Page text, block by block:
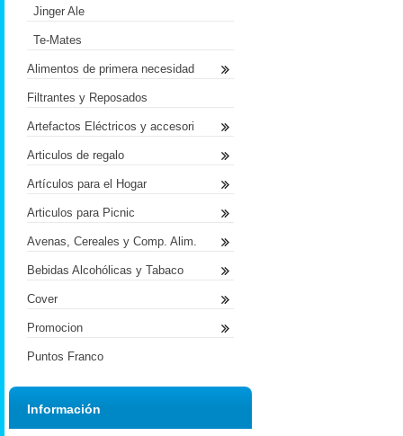
Jinger Ale
Te-Mates
Alimentos de primera necesidad
Filtrantes y Reposados
Artefactos Eléctricos y accesori
Articulos de regalo
Artículos para el Hogar
Articulos para Picnic
Avenas, Cereales y Comp. Alim.
Bebidas Alcohólicas y Tabaco
Cover
Promocion
Puntos Franco
Información